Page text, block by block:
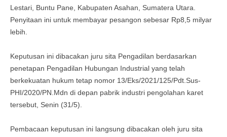
Lestari, Buntu Pane, Kabupaten Asahan, Sumatera Utara.
Penyitaan ini untuk membayar pesangon sebesar Rp8,5 milyar
lebih.
Keputusan ini dibacakan juru sita Pengadilan berdasarkan
penetapan Pengadilan Hubungan Industrial yang telah
berkekuatan hukum tetap nomor 13/Eks/2021/125/Pdt.Sus-
PHI/2020/PN.Mdn di depan pabrik industri pengolahan karet
tersebut, Senin (31/5).
Pembacaan keputusan ini langsung dibacakan oleh juru sita